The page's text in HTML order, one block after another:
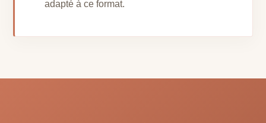
adapté à ce format.